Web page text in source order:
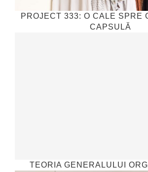
PROJECT 333: O CALE SPRE
CAPSULĂ
TEORIA GENERALULUI